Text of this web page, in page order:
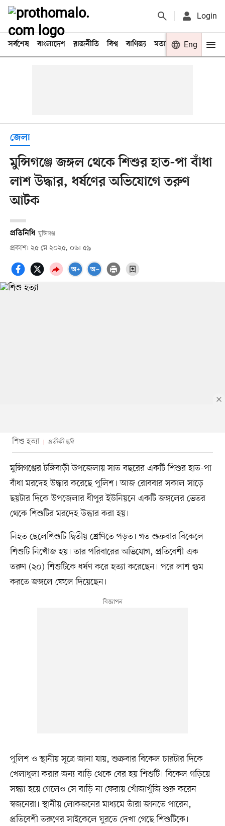
Login
সর্বশেষ বাংলাদেশ রাজনীতি বিশ্ব বাণিজ্য মতামত খেলা
Eng
জেলা
মুন্সিগঞ্জে জঙ্গল থেকে শিশুর হাত-পা বাঁধা
লাশ উদ্ধার, ধর্ষণের অভিযোগে তরুণ
আটক
প্রতিনিধি মুন্সিগঞ্জ
প্রকাশ: ২৫ মে ২০২৫, ০৬: ৫৯
শিশু হত্যা প্রতীকী ছবি
মুন্সিগঞ্জের টঙ্গিবাড়ী উপজেলায় সাত বছরের একটি শিশুর হাত-পা
বাঁধা মরদেহ উদ্ধার করেছে পুলিশ। আজ রোববার সকাল সাড়ে
ছয়টার দিকে উপজেলার ধীপুর ইউনিয়নে একটি জঙ্গলের ভেতর
থেকে শিশুটির মরদেহ উদ্ধার করা হয়।
নিহত ছেলেশিশুটি দ্বিতীয় শ্রেণিতে পড়ত। গত শুক্রবার বিকেলে
শিশুটি নিখোঁজ হয়। তার পরিবারের অভিযোগ, প্রতিবেশী এক
তরুণ (২০) শিশুটিকে ধর্ষণ করে হত্যা করেছেন। পরে লাশ গুম
করতে জঙ্গলে ফেলে দিয়েছেন।
পুলিশ ও স্থানীয় সূত্রে জানা যায়, শুক্রবার বিকেল চারটার দিকে
খেলাধুলা করার জন্য বাড়ি থেকে বের হয় শিশুটি। বিকেল গড়িয়ে
সন্ধ্যা হয়ে গেলেও সে বাড়ি না ফেরায় খোঁজাখুঁজি শুরু করেন
স্বজনেরা। স্থানীয় লোকজনের মাধ্যমে তাঁরা জানতে পারেন,
প্রতিবেশী তরুণের সাইকেলে ঘুরতে দেখা গেছে শিশুটিকে।